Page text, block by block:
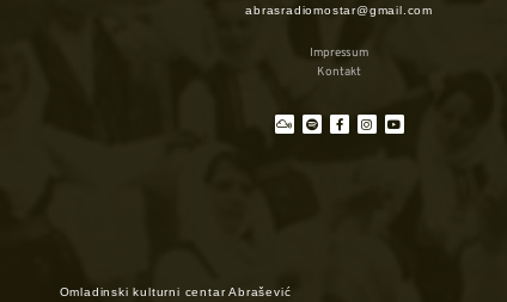
abrasradiomostar@gmail.com
Impressum
Kontakt
Omladinski kulturni centar Abrašević